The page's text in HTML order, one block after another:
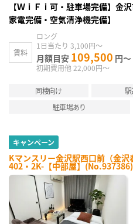
【ＷｉＦｉ可・駐車場完備】金
家電完備・空気清浄機完備】
賃料
ロング
1日当たり 3,100円～
月額目安 109,500 円～
初期費用他 22,000円～
同棲向け 駅
駐車場あり
キャンペーン
Kマンスリー金沢駅西口前（金沢
402・2K-【中部屋】(No.937386)